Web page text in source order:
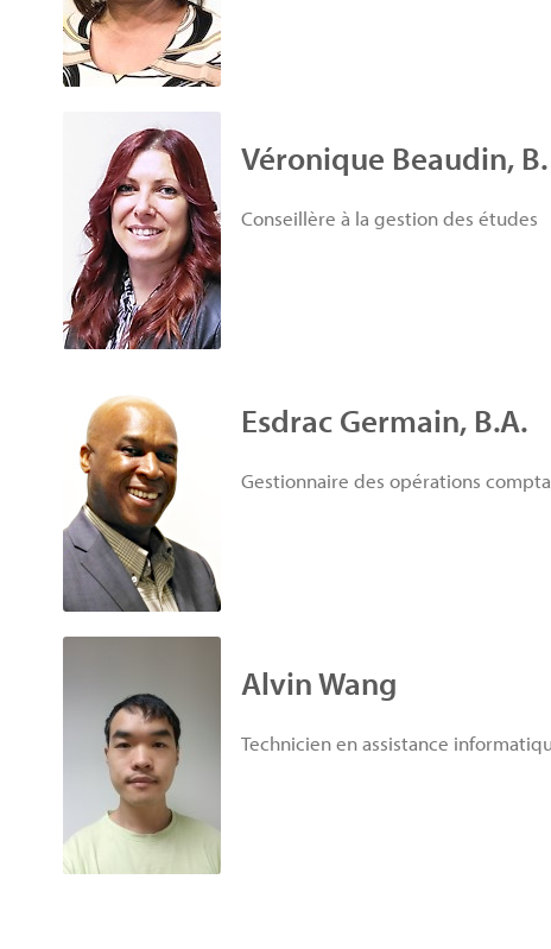
Véronique Beaudin,
Conseillère à la gestion des études
Esdrac Germain, B.A.
Gestionnaire des opérations
Alvin Wang
Technicien en assistance